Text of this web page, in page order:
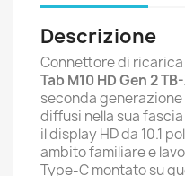
Descrizione
Connettore di ricarica
Tab M10 HD Gen 2
seconda
diffusi nella sua
il display HD da 10.1
ambito familiare e
Type-C montato su